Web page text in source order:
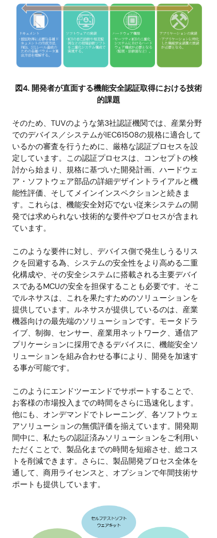
画
図4. 開発者が直面する機能安全認証取得における技術
的課題
そのため、TUVのような第3社認証機関では、産業分野
でのデバイス／システムがIEC61508の規格に適合して
いるかの審査を行うために、厳格な認証プロセスを設
定しています。この認証プロセスは、コンセプトの検
討から始まり、規格に基づいた開発計画、ハードウェ
ア・ソフトウェア部品の詳細デザイントライアルと機
能性評価、そしてメインインスペクションと続きま
す。これらは、機能安全対応でない従来システムの開
発では求められない技術的な要件やプロセスが含まれ
ています。
このような要件に対し、デバイス側で発生しうるリス
クを回避する為、システムの安全性をより高める二重
化構成や、その安全システムに搭載される主要デバイ
スであるMCUの安全を担保することも必要です。そこ
でルネサスは、これを果たすためのソリューションを
提供しています。ルネサスが提供しているのは、産業
機器向けの最先端のソリューションです。モータドラ
イブ、制御、センサー、産業用ネットワーク、通信ア
プリケーションに採用できるデバイスに、機能安全ソ
リューションを組み合わせる事により、開発を加速す
る事が可能です。
このようにエンドツーエンドでサポートすることで、
お客様の市場投入までの時間をさらに迅速化します。
他にも、オンデマンドでトレーニング、各ソフトウェ
アソリューションの無償評価を揃えています。開発期
間中に、私たちの認証済みソリューションをご利用い
ただくことで、製品化までの時間を短縮させ、総コス
トを削減できます。さらに、製品開発プロセス全体を
通して、商用ライセンスと、オプションで年間技術サ
ポートも提供しています。